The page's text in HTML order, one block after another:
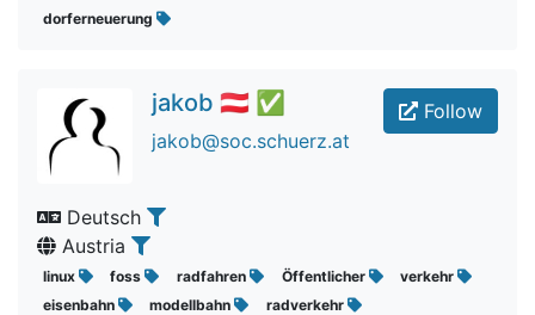
dorferneuerung
Follow
jakob 🇦🇹 ✅
jakob@soc.schuerz.at
Deutsch
Austria
linux foss radfahren Öffentlicher
verkehr
eisenbahn
modellbahn
radverkehr